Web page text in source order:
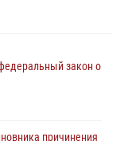
закон о
причинения